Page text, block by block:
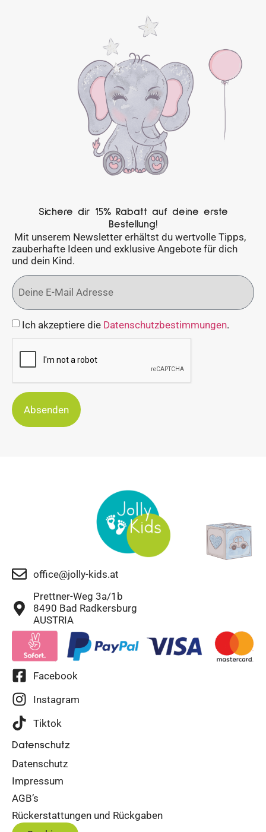
Sichere dir 15% Rabatt auf deine erste
Bestellung!
Mit unserem Newsletter erhältst du wertvolle Tipps,
zauberhafte Ideen und exklusive Angebote für dich
und dein Kind.
Ich akzeptiere die Datenschutzbestimmungen.
Absenden
office@jolly-kids.at
Prettner-Weg 3a/1b
8490 Bad Radkersburg
AUSTRIA
Facebook
Instagram
Tiktok
Datenschutz
Datenschutz
Impressum
AGB’s
Rückerstattungen und Rückgaben